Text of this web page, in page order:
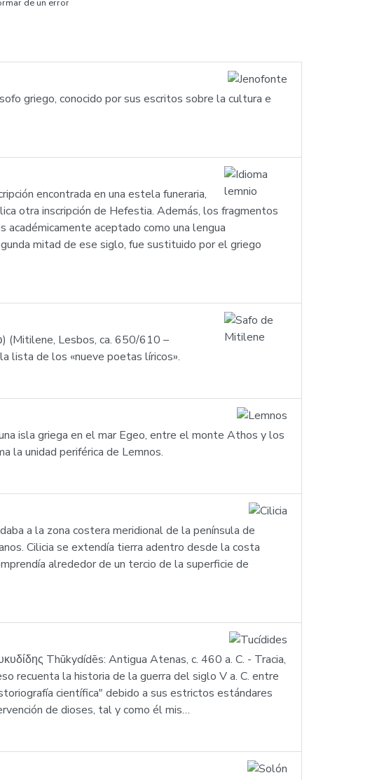
de un error
griego, conocido por sus escritos sobre la cultura e
encontrada en una estela funeraria,
otra inscripción de Hefestia. Además, los fragmentos
académicamente aceptado como una lengua
mitad de ese siglo, fue sustituido por el griego
(Mitilene, Lesbos, ca. 650/610 –
lista de los «nueve poetas líricos».
isla griega en el mar Egeo, entre el monte Athos y los
la unidad periférica de Lemnos.
a la zona costera meridional de la península de
Cilicia se extendía tierra adentro desde la costa
alrededor de un tercio de la superficie de
Thūkydídēs: Antigua Atenas, c. 460 a. C. - Tracia,
recuenta la historia de la guerra del siglo V a. C. entre
científica" debido a sus estrictos estándares
de dioses, tal y como él mis…